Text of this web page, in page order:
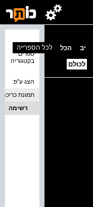
יב הכל
לכולם
ספרים
בקטגוריה
לכל הספרייה
הצג ע''פ:
תמונת כריכה
רשימה